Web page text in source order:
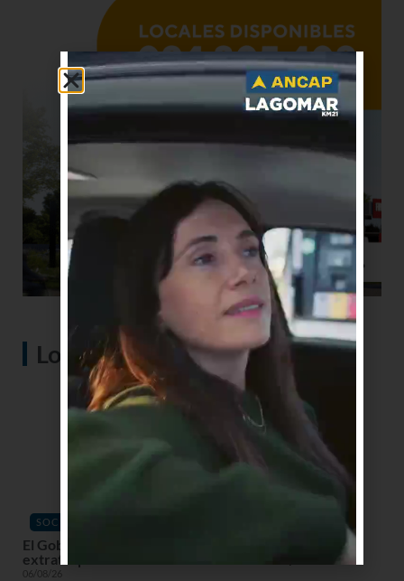
Lo más visto
SOCIEDAD
El Gobierno declara alerta roja en la costa por ciclón
extratropical con vientos de hasta 120 km/h
06/08/26